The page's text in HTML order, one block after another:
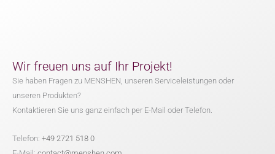
Wir freuen uns auf Ihr Projekt!
Sie haben Fragen zu MENSHEN, unseren Serviceleistungen oder
unseren Produkten?
Kontaktieren Sie uns ganz einfach per E-Mail oder Telefon.
Telefon: +49 2721 518 0